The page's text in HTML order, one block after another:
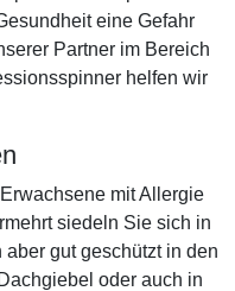
eine Gefahr
Partner im Bereich
helfen wir
mit Allergie
siedeln Sie sich in
gut geschützt in den
oder auch in